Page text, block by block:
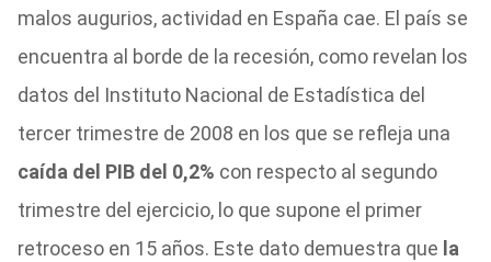
malos augurios, actividad en España cae. El país se
encuentra al borde de la recesión, como revelan los
datos del Instituto Nacional de Estadística del
tercer trimestre de 2008 en los que se refleja una
caída del PIB del 0,2% con respecto al segundo
trimestre del ejercicio, lo que supone el primer
retroceso en 15 años. Este dato demuestra que la